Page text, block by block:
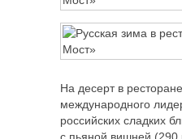
На десерт в
международного
российских сладких
с пьяной вишней (290